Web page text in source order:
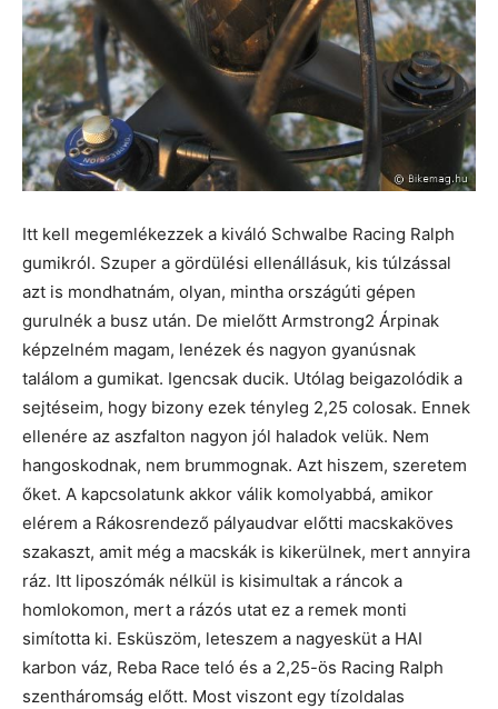
Itt kell megemlékezzek a kiváló Schwalbe Racing Ralph
gumikról. Szuper a gördülési ellenállásuk, kis túlzással
azt is mondhatnám, olyan, mintha országúti gépen
gurulnék a busz után. De mielőtt Armstrong2 Árpinak
képzelném magam, lenézek és nagyon gyanúsnak
találom a gumikat. Igencsak ducik. Utólag beigazolódik a
sejtéseim, hogy bizony ezek tényleg 2,25 colosak. Ennek
ellenére az aszfalton nagyon jól haladok velük. Nem
hangoskodnak, nem brummognak. Azt hiszem, szeretem
őket. A kapcsolatunk akkor válik komolyabbá, amikor
elérem a Rákosrendező pályaudvar előtti macskaköves
szakaszt, amit még a macskák is kikerülnek, mert annyira
ráz. Itt liposzómák nélkül is kisimultak a ráncok a
homlokomon, mert a rázós utat ez a remek monti
simította ki. Esküszöm, leteszem a nagyesküt a HAI
karbon váz, Reba Race teló és a 2,25-ös Racing Ralph
szentháromság előtt. Most viszont egy tízoldalas